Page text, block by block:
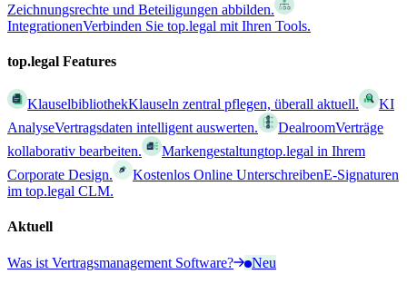
Zeichnungsrechte und Beteiligungen abbilden.
IntegrationenVerbinden Sie top.legal mit Ihren Tools.
top.legal Features
KlauselbibliothekKlauseln zentral pflegen, überall aktuell.
KI
AnalyseVertragsdaten intelligent auswerten. DealroomVerträge
kollaborativ bearbeiten.
Markengestaltungtop.legal in Ihrem
Corporate Design.
Kostenlos Online UnterschreibenE-Signaturen
im top.legal CLM.
Aktuell
Was ist Vertragsmanagement Software?
Neu